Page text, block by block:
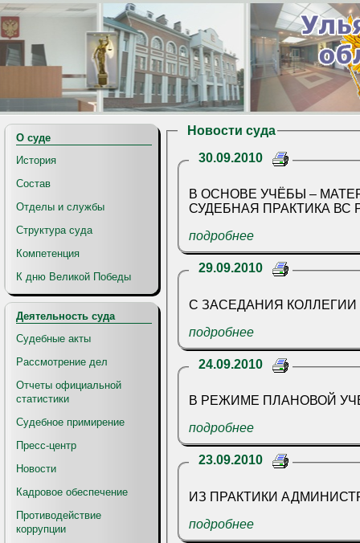
О суде
История
Состав
Отделы и службы
Структура суда
Компетенция
К дню Великой Победы
Деятельность суда
Судебные акты
Рассмотрение дел
Отчеты официальной
статистики
Судебное примирение
Пресс-центр
Новости
Кадровое обеспечение
Противодействие
коррупции
Новости суда
30.09.2010
В ОСНОВЕ УЧЁБЫ – МАТЕРИАЛЫ ПЛЕНУМА ВС РФ И
СУДЕБНАЯ
подробнее
29.09.2010
подробнее
24.09.2010
В РЕЖИМЕ
подробнее
23.09.2010
ИЗ ПРАКТИКИ
подробнее